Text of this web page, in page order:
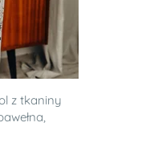
z tkaniny